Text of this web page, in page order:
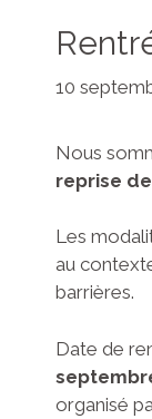
10
Nous
reprise
Les
au
barrières.
Date de
organisé